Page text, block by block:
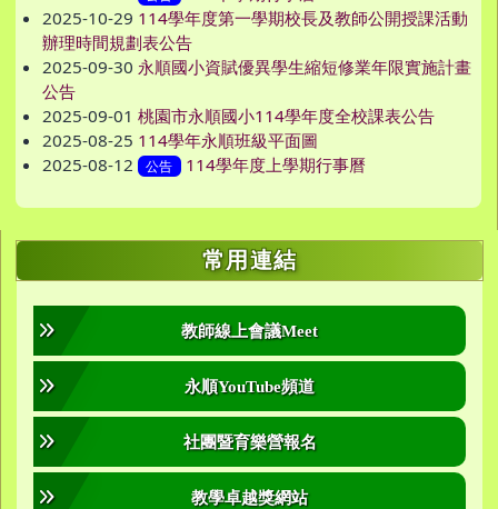
2025-10-29 114學年度第一學期校長及教師公開授課活動
辦理時間規劃表公告
2025-09-30 永順國小資賦優異學生縮短修業年限實施計畫
公告
2025-09-01 桃園市永順國小114學年度全校課表公告
2025-08-25 114學年永順班級平面圖
2025-08-12
公告 114學年度上學期行事曆
右邊區域內容 常用連結
教師線上會議Meet
永順YouTube頻道
社團暨育樂營報名
教學卓越獎網站